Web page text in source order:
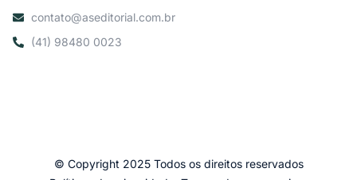
contato@aseditorial.com.br
(41) 98480 0023
© Copyright 2025 Todos os direitos reservados